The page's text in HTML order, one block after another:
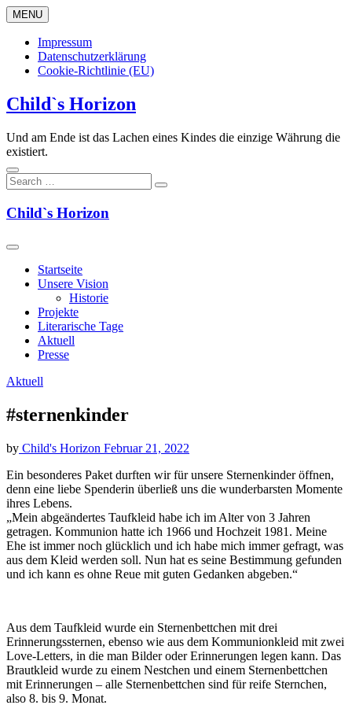
Skip
to
content
MENU
Impressum
Datenschutzerklärung
Cookie-Richtlinie (EU)
Child`s Horizon
Und am Ende ist das Lachen eines Kindes die einzige Währung die
existiert.
Child`s Horizon
Startseite
Unsere Vision
Historie
Projekte
Literarische Tage
Aktuell
Presse
Aktuell
#sternenkinder
by Child's Horizon Februar 21, 2022
Ein besonderes Paket durften wir für unsere Sternenkinder öffnen,
denn eine liebe Spenderin überließ uns die wunderbarsten Momente
ihres Lebens.
„Mein abgeändertes Taufkleid habe ich im Alter von 3 Jahren
getragen. Kommunion hatte ich 1966 und Hochzeit 1981. Meine
Ehe ist immer noch glücklich und ich habe mich immer gefragt, was
aus dem Kleid werden soll. Nun hat es seine Bestimmung gefunden
und ich kann es ohne Reue mit guten Gedanken abgeben.“
Aus dem Taufkleid wurde ein Sternenbettchen mit drei
Erinnerungssternen, ebenso wie aus dem Kommunionkleid mit zwei
Love-Letters, in die man Bilder oder Erinnerungen legen kann. Das
Brautkleid wurde zu einem Nestchen und einem Sternenbettchen
mit Erinnerungen – alle Sternenbettchen sind für reife Sternchen,
also 8. bis 9. Monat.